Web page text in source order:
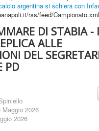
argentina si schiera con
rss/feed/Campionato.xml
DI STABIA -
ALLE
DEL
PD
2026
2026